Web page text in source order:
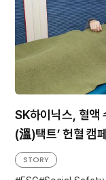
SK하이닉스, 혈액
(溫)택트’ 헌혈 캠
STORY